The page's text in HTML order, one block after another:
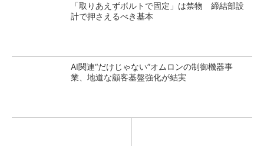
「取りあえずボルトで固定」は禁物 締結部設
計で押さえるべき基本
AI関連“だけじゃない”オムロンの制御機器事
業、地道な顧客基盤強化が結実